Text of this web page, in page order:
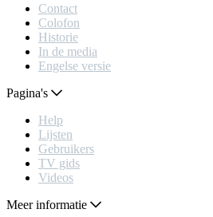
Contact
Colofon
Historie
In de media
Engelse versie
Pagina's
Help
Lijsten
Gebruikers
TV gids
Videos
Meer informatie